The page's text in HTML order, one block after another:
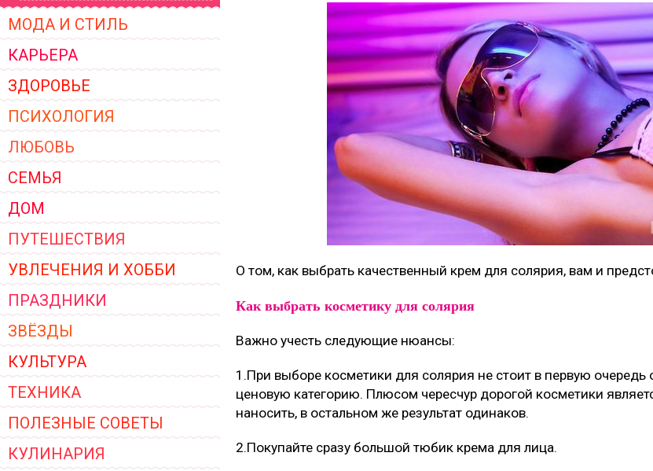
МОДА И СТИЛЬ
КАРЬЕРА
ЗДОРОВЬЕ
ПСИХОЛОГИЯ
ЛЮБОВЬ
СЕМЬЯ
ДОМ
ПУТЕШЕСТВИЯ
УВЛЕЧЕНИЯ И ХОББИ
ПРАЗДНИКИ
ЗВЁЗДЫ
КУЛЬТУРА
ТЕХНИКА
ПОЛЕЗНЫЕ СОВЕТЫ
КУЛИНАРИЯ
О том, как выбрать качественный крем для солярия, вам и
Как выбрать косметику для солярия
Важно учесть следующие нюансы:
1.При выборе косметики для солярия не стоит в первую
ценовую категорию. Плюсом чересчур дорогой косметики
наносить, в остальном же результат одинаков.
2.Покупайте сразу большой тюбик крема для лица.